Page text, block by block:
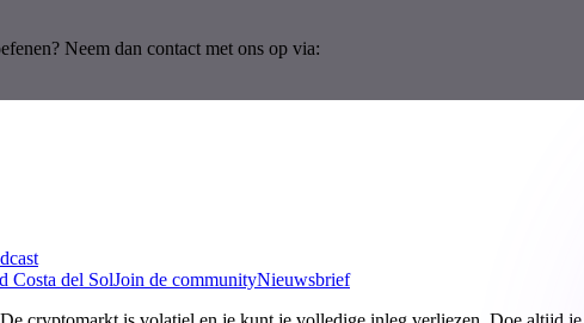
Neem dan contact met ons op via:
Costa del SolJoin de communityNieuwsbrief